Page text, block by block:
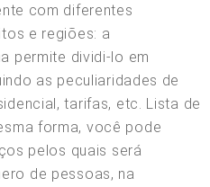
com diferentes
e regiões: a
permite dividi-lo em
as peculiaridades de
tarifas, etc. Lista de
forma, você pode
pelos quais será
de pessoas, na